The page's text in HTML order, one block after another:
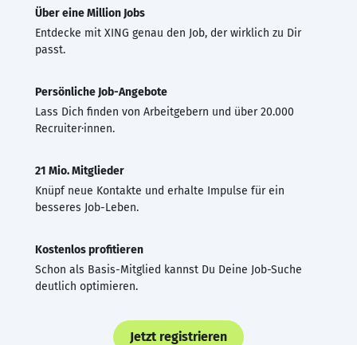
Über eine Million Jobs
Entdecke mit XING genau den Job, der wirklich zu Dir
passt.
Persönliche Job-Angebote
Lass Dich finden von Arbeitgebern und über 20.000
Recruiter·innen.
21 Mio. Mitglieder
Knüpf neue Kontakte und erhalte Impulse für ein
besseres Job-Leben.
Kostenlos profitieren
Schon als Basis-Mitglied kannst Du Deine Job-Suche
deutlich optimieren.
Jetzt registrieren